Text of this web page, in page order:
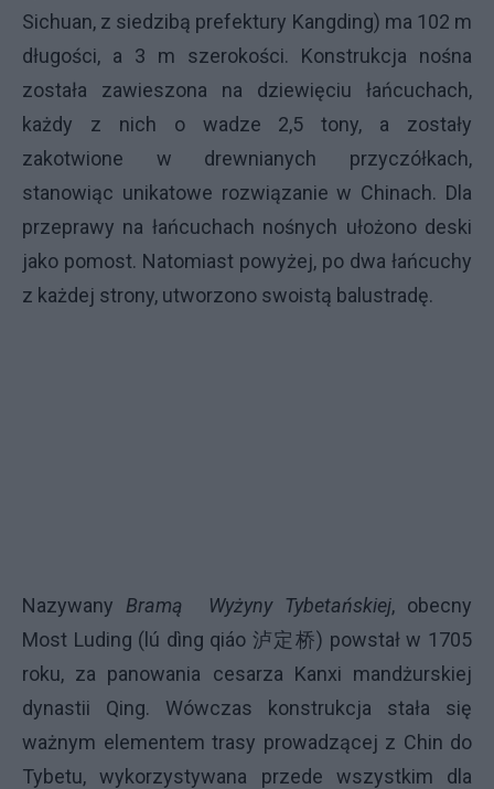
Sichuan, z siedzibą prefektury Kangding) ma 102 m
długości, a 3 m szerokości. Konstrukcja nośna
została zawieszona na dziewięciu łańcuchach,
każdy z nich o wadze 2,5 tony, a zostały
zakotwione w drewnianych przyczółkach,
stanowiąc unikatowe rozwiązanie w Chinach. Dla
przeprawy na łańcuchach nośnych ułożono deski
jako pomost. Natomiast powyżej, po dwa łańcuchy
z każdej strony, utworzono swoistą balustradę.
Nazywany Bramą Wyżyny Tybetańskiej, obecny
Most Luding (lú dìng qiáo 泸定桥) powstał w 1705
roku, za panowania cesarza Kanxi mandżurskiej
dynastii Qing. Wówczas konstrukcja stała się
ważnym elementem trasy prowadzącej z Chin do
Tybetu, wykorzystywana przede wszystkim dla